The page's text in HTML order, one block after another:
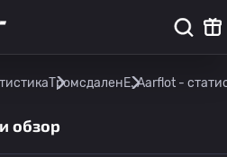
ТромсдаленE. Aarflot -
обзор